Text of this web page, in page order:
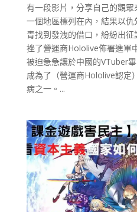
有一段影片，分享自己的觀
一個地區標列在內，結果以
青找到發洩的借口，紛紛出
挫了營運商Hololive佈署進軍
被迫急急讓於中國的VTuber
成為了（營運商Hololive認定
病之一。...